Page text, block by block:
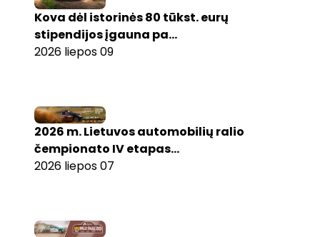
Kova dėl istorinės 80 tūkst. eurų
stipendijos įgauna pa...
2026 liepos 09
2026 m. Lietuvos automobilių ralio
čempionato IV etapas...
2026 liepos 07